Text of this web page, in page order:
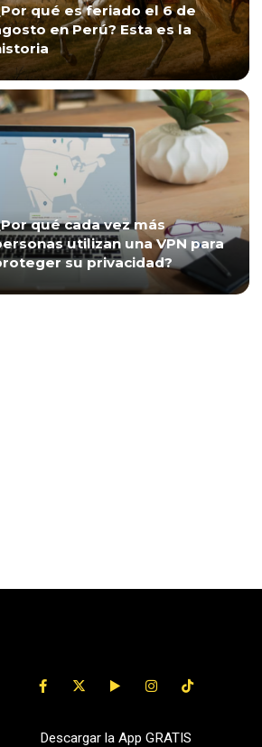
qué es feriado el 6 de
en Perú? Esta es la
qué cada vez más
utilizan una VPN para
su privacidad?
Descargar la App GRATIS